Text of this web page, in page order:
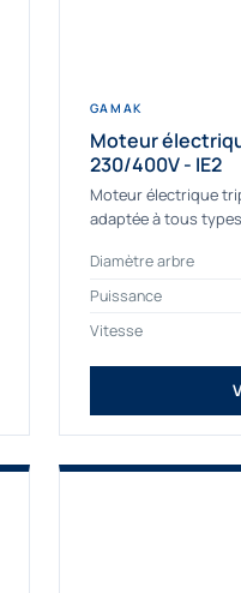
GAMAK
Moteur
230/400V - IE2
Moteur électrique
adaptée à tous
Diamètre arbre
Puissance
Vitesse